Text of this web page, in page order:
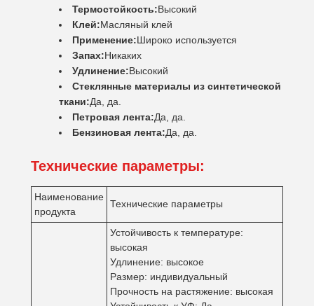
Термостойкость:Высокий
Клей:Масляный клей
Применение:Широко используется
Запах:Никаких
Удлинение:Высокий
Стеклянные материалы из синтетической
ткани:Да, да.
Петровая лента:Да, да.
Бензиновая лента:Да, да.
Технические параметры:
Наименование
продукта
Технические параметры
Устойчивость к температуре:
высокая
Удлинение: высокое
Размер: индивидуальный
Прочность на растяжение: высокая